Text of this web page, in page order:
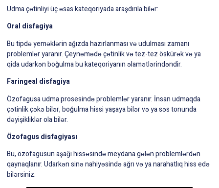
Udma çətinliyi üç əsas kateqoriyada araşdırıla bilər:
Oral disfagiya
Bu tipdə yeməklərin ağızda hazırlanması və udulması zamanı
problemlər yaranır. Çeynəmədə çətinlik və tez-tez öskürək və ya
qida udarkən boğulma bu kateqoriyanın əlamətlərindəndir.
Faringeal disfagiya
Özofagusa udma prosesində problemlər yaranır. İnsan udmaqda
çətinlik çəkə bilər, boğulma hissi yaşaya bilər və ya səs tonunda
dəyişikliklər ola bilər.
Özofagus disfagiyası
Bu, özofagusun aşağı hissəsində meydana gələn problemlərdən
qaynaqlanır. Udarkən sinə nahiyəsində ağrı və ya narahatlıq hiss edə
bilərsiniz.